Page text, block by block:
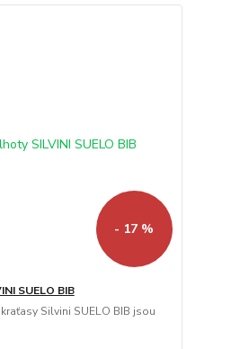
- 17 %
SUELO BIB
Silvini SUELO BIB jsou